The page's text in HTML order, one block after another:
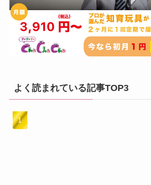
よく読まれている記事TOP3